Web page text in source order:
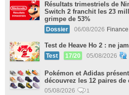
Résultats trimestriels de
Switch 2 franchit les 23
grimpe de 53%
Dossier 06/08/2026
Test de Heave Ho 2 : ne
Test 17/20 05/08/2026
Pokémon et Adidas
découvrez les 12 paires de
05/08/2026 1